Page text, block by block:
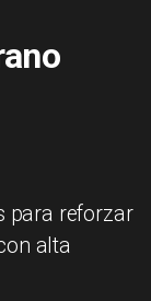
para reforzar
alta